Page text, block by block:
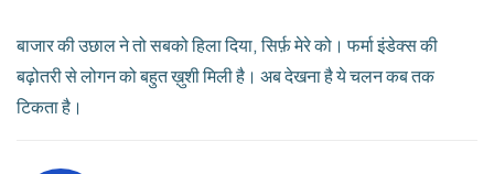
बाजार की उछाल ने तो सबको हिला दिया, सिर्फ़ मेरे को। फर्मा इंडेक्स की
बढ़ोतरी से लोगन को बहुत ख़ुशी मिली है। अब देखना है ये चलन कब तक
टिकता है।